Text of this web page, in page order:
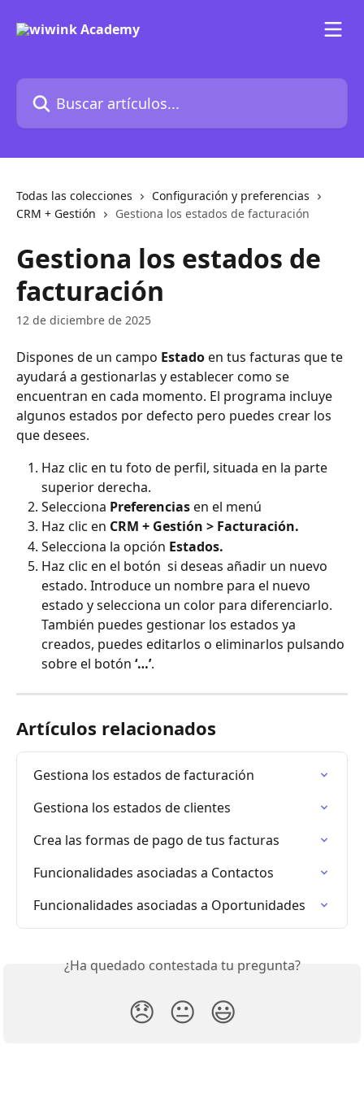
Buscar artículos...
Todas las colecciones
Configuración y preferencias
CRM + Gestión
Gestiona los estados de facturación
Gestiona los estados de
facturación
12 de diciembre de 2025
Dispones de un campo Estado en tus facturas que te
ayudará a gestionarlas y establecer como se
encuentran en cada momento. El programa incluye
algunos estados por defecto pero puedes crear los
que desees.
Haz clic en tu foto de perfil, situada en la parte
superior derecha.
Selecciona Preferencias en el menú
Haz clic en CRM + Gestión > Facturación.
Selecciona la opción Estados.
Haz clic en el botón si deseas añadir un nuevo
estado. Introduce un nombre para el nuevo
estado y selecciona un color para diferenciarlo.
También puedes gestionar los estados ya
creados, puedes editarlos o eliminarlos pulsando
sobre el botón ‘…’.
Artículos relacionados
Gestiona los estados de facturación
Gestiona los estados de clientes
Crea las formas de pago de tus facturas
Funcionalidades asociadas a Contactos
Funcionalidades asociadas a Oportunidades
¿Ha quedado contestada tu pregunta?
😞 😐 😃